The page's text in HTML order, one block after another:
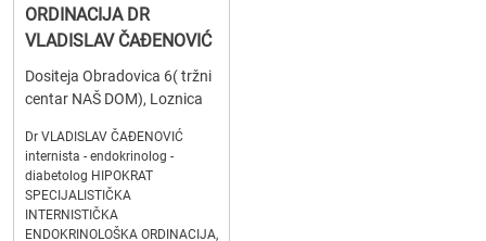
ORDINACIJA DR
VLADISLAV ČAĐENOVIĆ
Dositeja Obradovica 6( tržni
centar NAŠ DOM), Loznica
Dr VLADISLAV ČAĐENOVIĆ
internista - endokrinolog -
diabetolog HIPOKRAT
SPECIJALISTIČKA
INTERNISTIČKA
ENDOKRINOLOŠKA ORDINACIJA,